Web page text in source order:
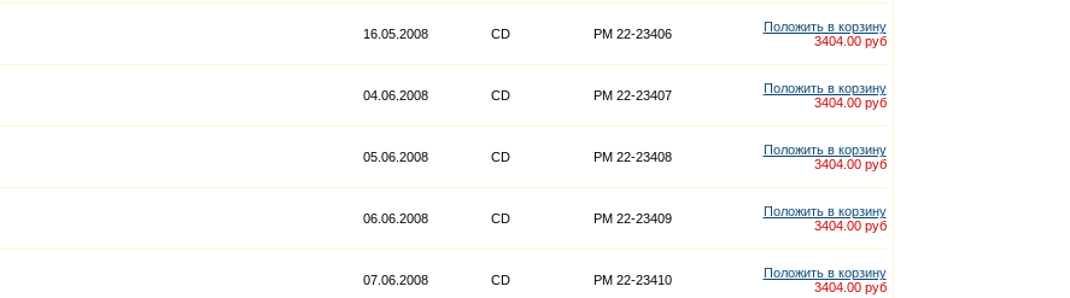
16.05.2008 CD PM 22-23406
Положить в корзину
3404.00 руб
04.06.2008 CD PM 22-23407
Положить в корзину
3404.00 руб
05.06.2008 CD PM 22-23408
Положить в корзину
3404.00 руб
06.06.2008 CD PM 22-23409
Положить в корзину
3404.00 руб
07.06.2008 CD PM 22-23410
Положить в корзину
3404.00 руб